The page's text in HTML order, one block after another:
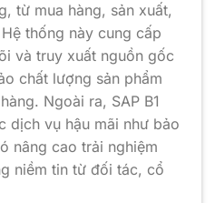
từ mua hàng, sản xuất,
thống này cung cấp
và truy xuất nguồn gốc
chất lượng sản phẩm
Ngoài ra, SAP B1
dịch vụ hậu mãi như bảo
nâng cao trải nghiệm
niềm tin từ đối tác, cổ